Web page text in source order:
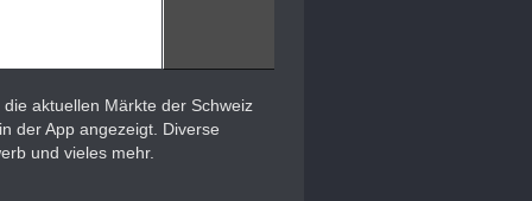
aktuellen Märkte der Schweiz
der App angezeigt. Diverse
und vieles mehr.